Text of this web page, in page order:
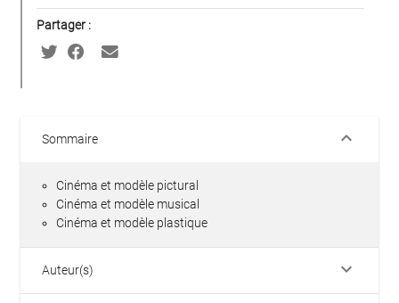
Partager :
Sommaire keyboard_arrow_down
Cinéma et modèle pictural
Cinéma et modèle musical
Cinéma et modèle plastique
Auteur(s) keyboard_arrow_down